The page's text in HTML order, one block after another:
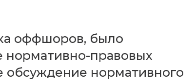
оффшоров, было
правовых
обсуждение нормативного